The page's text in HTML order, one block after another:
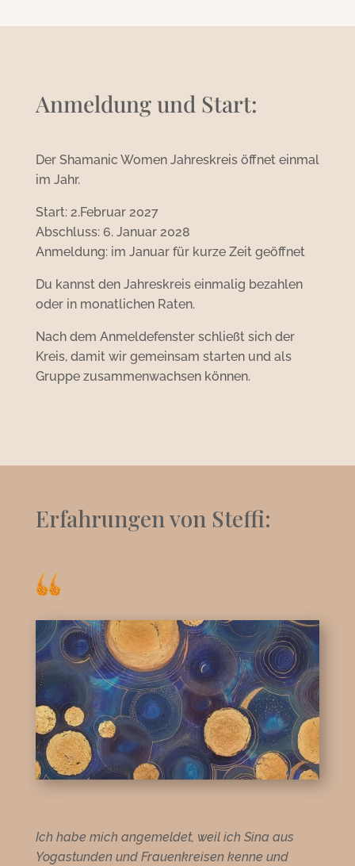
Anmeldung und Start:
Der Shamanic Women Jahreskreis öffnet einmal
im Jahr.
Start: 2.Februar 2027
Abschluss: 6. Januar 2028
Anmeldung: im Januar für kurze Zeit geöffnet
Du kannst den Jahreskreis einmalig bezahlen
oder in monatlichen Raten.
Nach dem Anmeldefenster schließt sich der
Kreis, damit wir gemeinsam starten und als
Gruppe zusammenwachsen können.
Erfahrungen von Steffi:
Ich habe mich angemeldet, weil ich Sina aus
Yogastunden und Frauenkreisen kenne und